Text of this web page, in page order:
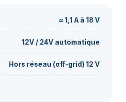
≈ 1,1 A à 18 V
12V / 24V automatique
Hors réseau (off-grid) 12 V